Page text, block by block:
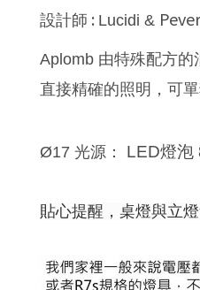
設計師 : Lucidi &
Aplomb 由特殊配方的
直接精確的照明 ， 可
Ø17 光源： LED燈泡
貼心提醒，桌燈與立